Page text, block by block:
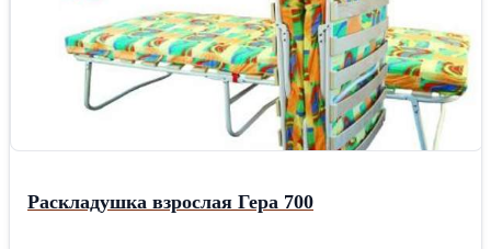
Раскладушка взрослая Гера 700